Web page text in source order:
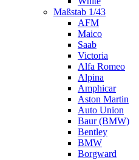
Maßstab 1/43
AFM
Maico
Saab
Victoria
Alfa Romeo
Alpina
Amphicar
Aston Martin
Auto Union
Baur (BMW)
Bentley
BMW
Borgward